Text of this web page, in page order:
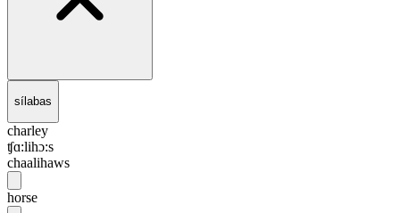
sílabas
charley
ʧɑ:lihɔ:s
chaalihaws
horse